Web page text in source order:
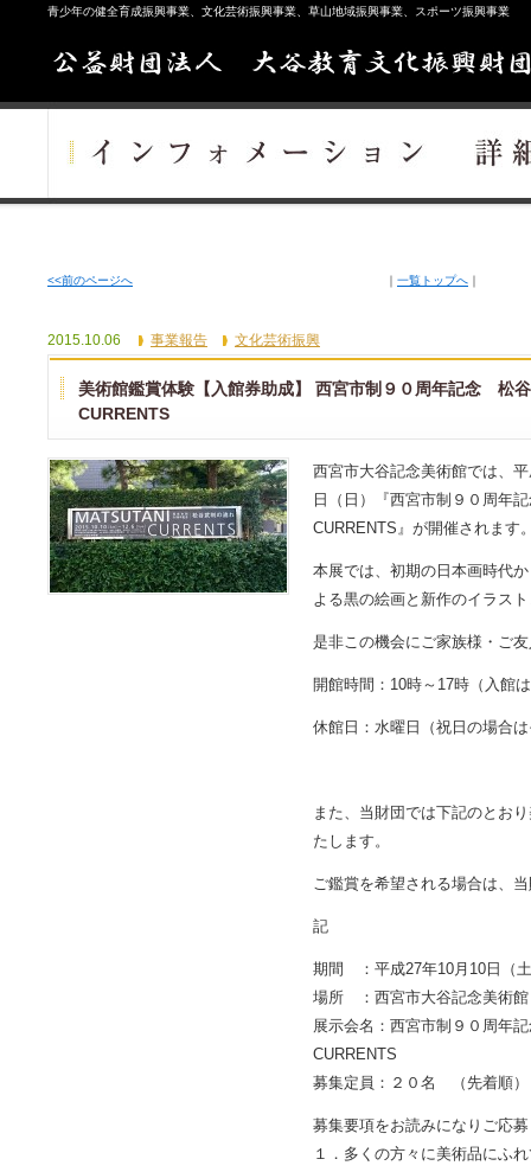
青少年の健全育成振興事業、文化芸術振興事業、草山地域振興事業、スポーツ振興事業
<<前のページへ ｜ 一覧トップへ ｜
2015.10.06 事業報告 文化芸術振興
美術館鑑賞体験【入館券助成】 西宮市制９０周年記念 松
CURRENTS
西宮市大谷記念美術館では、
日（日）『西宮市制９０周
CURRENTS』が開催されます
本展では、初期の日本画時代
よる黒の絵画と新作のイラス
是非この機会にご家族様・ご
開館時間：10時～17時（入館
休館日：水曜日（祝日の場合
また、当財団では下記のとお
たします。
ご鑑賞を希望される場合は、
記
期間 ：平成27年10月10日（
場所 ：西宮市大谷記念美術館
展示会名：西宮市制９０周年
CURRENTS
募集定員：２０名 （先着順）
募集要項をお読みになりご応
１．多くの方々に美術品にふ